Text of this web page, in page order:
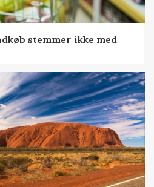
stemmer ikke med